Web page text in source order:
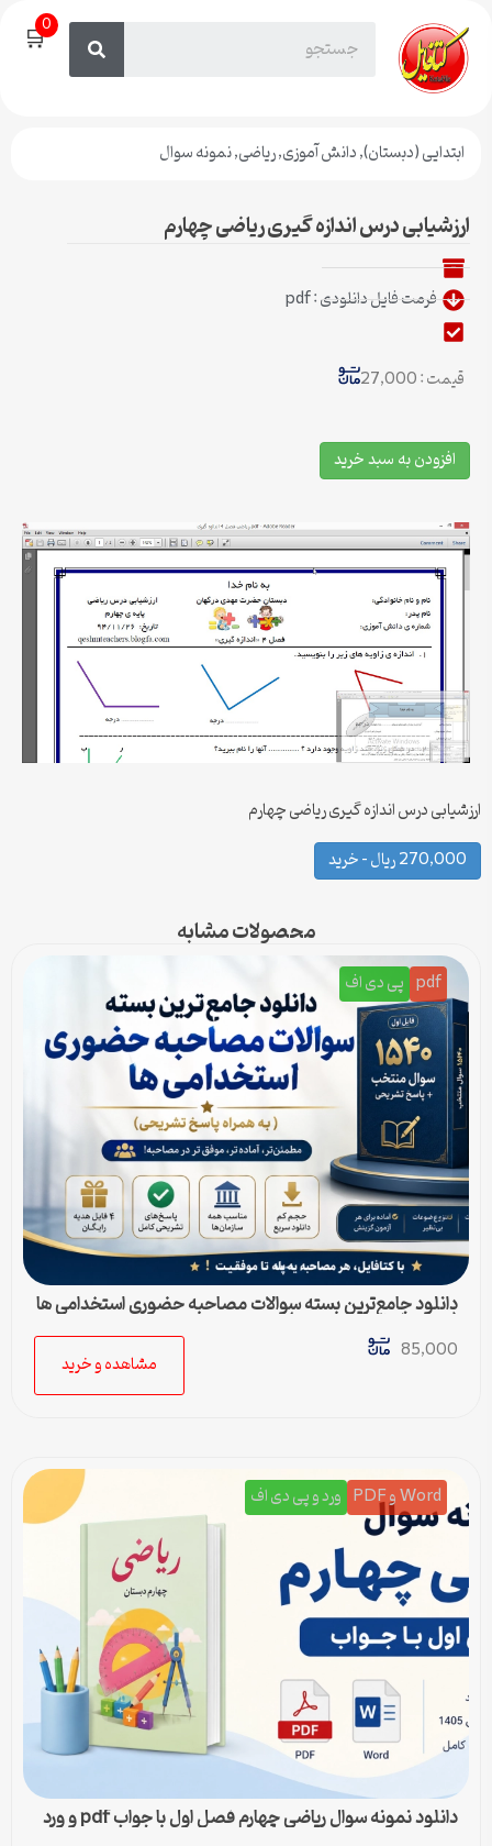
🛒0
ابتدایی (دبستان),دانش آموزی,ریاضی,نمونه سوال
ارزشیابی درس اندازه گیری ریاضی چهارم
فرمت فایل دانلودی : pdf
قیمت : 27,000
افزودن به سبد خرید
ارزشیابی درس اندازه گیری ریاضی چهارم
270,000 ریال – خرید
محصولات مشابه
pdf پی دی اف
دانلود جامع‌ترین بسته سوالات مصاحبه حضوری استخدامی ها
(به همراه پاسخ تشریحی)
85,000
مشاهده و خرید
Word و PDF ورد و پی دی اف
دانلود نمونه سوال ریاضی چهارم فصل اول با جواب pdf و ورد